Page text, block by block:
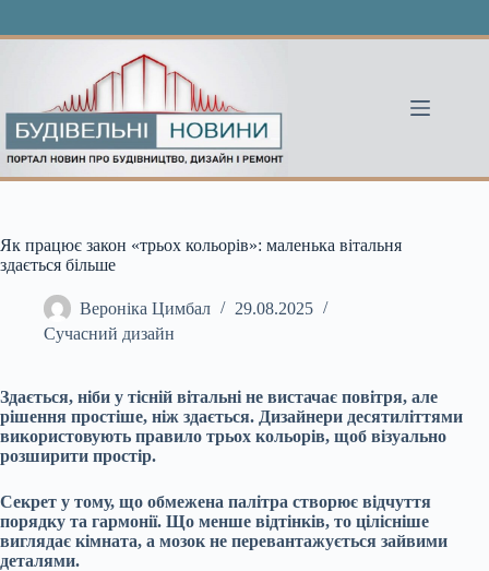
Як працює закон «трьох кольорів»: маленька вітальня
здається більше
Вероніка Цимбал
29.08.2025
Сучасний дизайн
Здається, ніби у тісній вітальні не вистачає повітря, але
рішення простіше, ніж здається. Дизайнери десятиліттями
використовують правило трьох кольорів, щоб візуально
розширити простір.
Секрет у тому, що обмежена палітра створює відчуття
порядку та гармонії. Що менше відтінків, то цілісніше
виглядає кімната, а мозок не перевантажується зайвими
деталями.